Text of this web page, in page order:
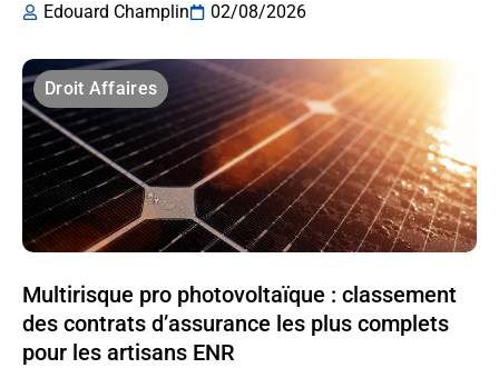
Edouard Champlin
02/08/2026
Droit Affaires
Multirisque pro photovoltaïque : classement
des contrats d’assurance les plus complets
pour les artisans ENR